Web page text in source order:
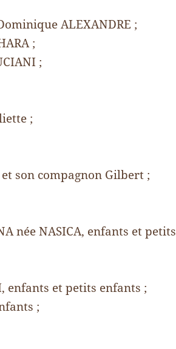
ALEXANDRE ;
;
;
;
son compagnon Gilbert ;
née NASICA, enfants et petits
enfants et petits enfants ;
;